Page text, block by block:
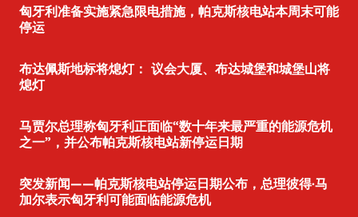
匈牙利准备实施紧急限电措施，帕克斯核电站本周末可能
停运
布达佩斯地标将熄灯： 议会大厦、布达城堡和城堡山将
熄灯
马贾尔总理称匈牙利正面临“数十年来最严重的能源危机
之一”，并公布帕克斯核电站新停运日期
突发新闻——帕克斯核电站停运日期公布，总理彼得·马
加尔表示匈牙利可能面临能源危机